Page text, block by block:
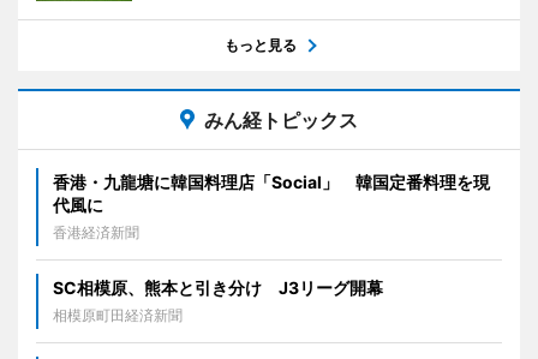
もっと見る
みん経トピックス
香港・九龍塘に韓国料理店「Social」 韓国定番料理を現
代風に
香港経済新聞
SC相模原、熊本と引き分け J3リーグ開幕
相模原町田経済新聞